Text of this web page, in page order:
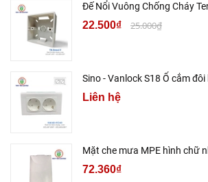
Đế Nổi Vuông Chống Cháy
22.500₫ 25.000₫
Sino - Vanlock S18 Ổ cắm đôi
Liên hệ
Mặt che mưa MPE hình chữ
72.360₫